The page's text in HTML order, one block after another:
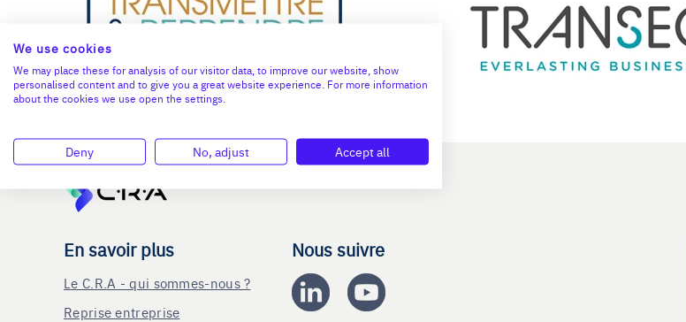
En savoir plus
Le C.R.A - qui sommes-nous ?
Reprise entreprise
Nous suivre
We use cookies
We may place these for analysis of our visitor data, to improve our website, show
personalised content and to give you a great website experience. For more information
about the cookies we use open the settings.
Deny No, adjust Accept all